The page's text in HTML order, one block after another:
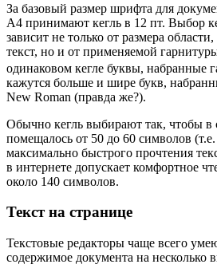
За базовый размер шрифта для
А4 принимают кегль в 12 пт. Выбор
зависит не только от размера области,
текст, но и от применяемой
одинаковом кегле буквы, набранные
кажутся больше и шире букв,
New Roman (правда же?).
Обычно кегль выбирают так, чтобы в
помещалось от 50 до 60 символов
максимально быстрого прочтения
в интернете допускает комфортное
около 140 символов.
Текст на странице
Текстовые редакторы чаще всего
содержимое документа на несколько